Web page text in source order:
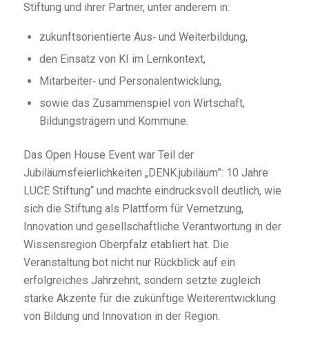
Stiftung und ihrer Partner, unter anderem in:
zukunftsorientierte Aus‑ und Weiterbildung,
den Einsatz von KI im Lernkontext,
Mitarbeiter‑ und Personalentwicklung,
sowie das Zusammenspiel von Wirtschaft,
Bildungsträgern und Kommune.
Das Open House Event war Teil der
Jubiläumsfeierlichkeiten „DENK.jubiläum”: 10 Jahre
LUCE Stiftung“ und machte eindrucksvoll deutlich, wie
sich die Stiftung als Plattform für Vernetzung,
Innovation und gesellschaftliche Verantwortung in der
Wissensregion Oberpfalz etabliert hat. Die
Veranstaltung bot nicht nur Rückblick auf ein
erfolgreiches Jahrzehnt, sondern setzte zugleich
starke Akzente für die zukünftige Weiterentwicklung
von Bildung und Innovation in der Region.